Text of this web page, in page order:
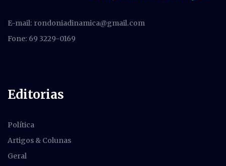
E-mail: rondoniadinamica@gmail.com
Fone: 69 3229-0169
Editorias
Política
Artigos & Colunas
Geral